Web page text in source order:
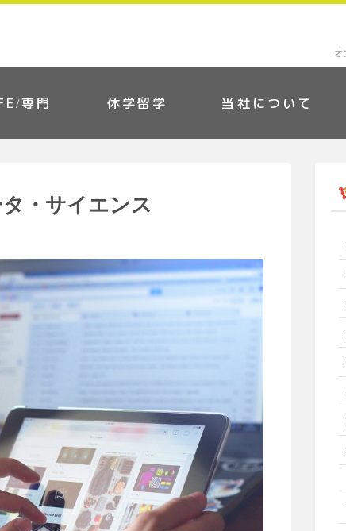
専門 休学留学 当社について
・サイエンス